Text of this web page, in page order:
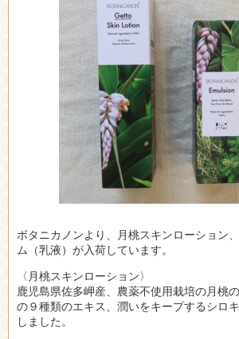
ボタニカノンより、月桃スキンローション
ム（乳液）が入荷しています。
〈月桃スキンローション〉
鹿児島県佐多岬産、農薬不使用栽培の月桃
の９種類のエキス、潤いをキープするシロ
しました。